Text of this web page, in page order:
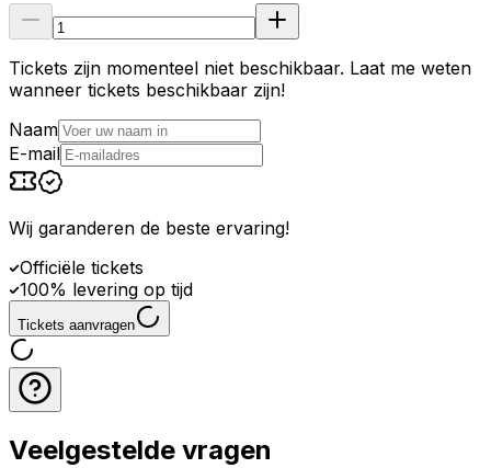
Tickets zijn momenteel niet beschikbaar. Laat me weten
wanneer tickets beschikbaar zijn!
Naam
E-mail
Wij garanderen de beste ervaring!
Officiële tickets
100% levering op tijd
Tickets aanvragen
Veelgestelde vragen